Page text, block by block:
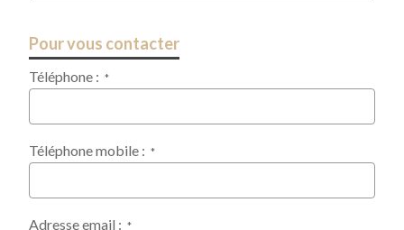
Pour vous contacter
Téléphone : *
Téléphone mobile : *
Adresse email : *